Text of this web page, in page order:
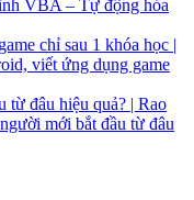
VBA – Tự động hóa
chỉ sau 1 khóa học |
viết ứng dụng game
từ đâu hiệu quả? | Rao
mới bắt đầu từ đâu